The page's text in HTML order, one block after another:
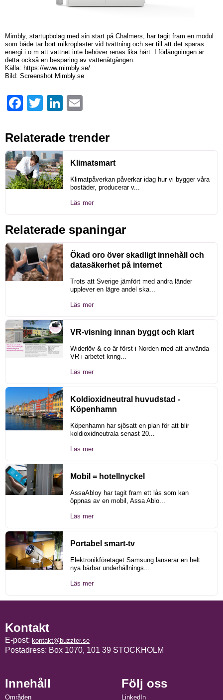
Mimbly, startupbolag med sin start på Chalmers, har tagit fram en modul
som både tar bort mikroplaster vid tvättning och ser till att det sparas
energi i o m att vattnet inte behöver renas lika hårt. I förlängningen är
detta också en besparing av vattenåtgången.
Källa: https://www.mimbly.se/
Bild: Screenshot Mimbly.se
FacebookTwitter LinkedIn
Relaterade trender
Klimatsmart
Klimatpåverkan påverkar idag hur vi bygger våra
bostäder, producerar v...
Läs mer
Relaterade spaningar
Ökad oro över skadligt innehåll och
datasäkerhet på internet
Trots att Sverige jämfört med andra länder
upplever en lägre andel ska...
Läs mer
VR-visning innan byggt och klart
Widerlöv & co är först i Norden med att använda
VR i arbetet kring...
Läs mer
Koldioxidneutral huvudstad -
Köpenhamn
Köpenhamn har sjösatt en plan för att blir
koldioxidneutrala senast 20...
Läs mer
Mobil = hotellnyckel
AssaAbloy har tagit fram ett lås som kan
öppnas av en mobil, Assa Ablo...
Läs mer
Portabel smart-tv
Elektronikföretaget Samsung lanserar en helt
nya bärbar underhållnings...
Läs mer
Kontakt
E-post: kontakt@buzzter.se
Postadress: Box 1070, 101 39 STOCKHOLM
Innehåll
Områden
Följ oss
LinkedIn